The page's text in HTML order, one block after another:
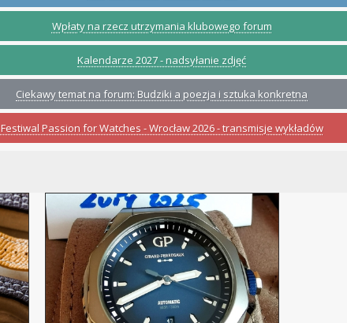
Wpłaty na rzecz utrzymania klubowego forum
Kalendarze 2027 - nadsyłanie zdjęć
Ciekawy temat na forum: Budziki a poezja i sztuka konkretna
Festiwal Passion for Watches - Wrocław 2026 - transmisje wykładów